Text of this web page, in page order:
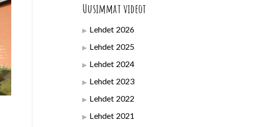
Uusimmat videot
Lehdet 2026
Lehdet 2025
Lehdet 2024
Lehdet 2023
Lehdet 2022
Lehdet 2021